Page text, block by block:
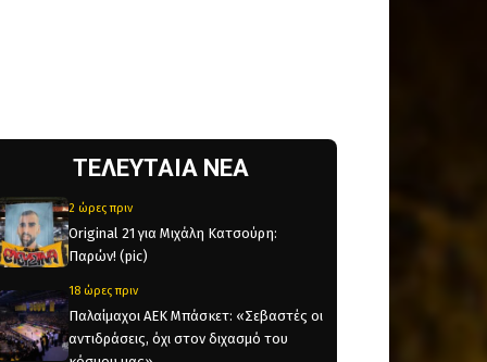
ΤΕΛΕΥΤΑΙΑ ΝΕΑ
2 ώρες πριν
Original 21 για Μιχάλη Κατσούρη:
Παρών! (pic)
18 ώρες πριν
Παλαίμαχοι ΑΕΚ Μπάσκετ: «Σεβαστές οι
αντιδράσεις, όχι στον διχασμό του